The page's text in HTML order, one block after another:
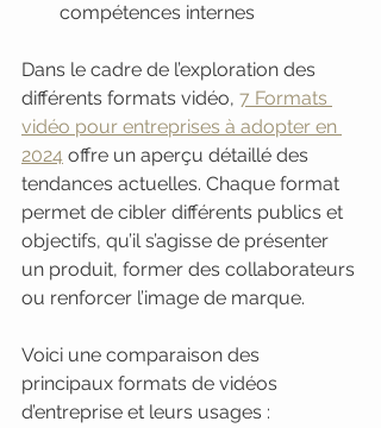
compétences internes
Dans le cadre de l’exploration des
différents formats vidéo, 7 Formats
vidéo pour entreprises à adopter en
2024 offre un aperçu détaillé des
tendances actuelles. Chaque format
permet de cibler différents publics et
objectifs, qu’il s’agisse de présenter
un produit, former des collaborateurs
ou renforcer l’image de marque.
Voici une comparaison des
principaux formats de vidéos
d’entreprise et leurs usages :